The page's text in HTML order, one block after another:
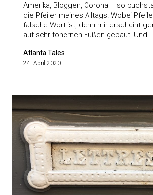
Amerika, Bloggen, Corona – so
die Pfeiler meines Alltags. Wobei
falsche Wort ist, denn mir erscheint
auf sehr tönernen Füßen gebaut. Und…
Atlanta Tales
24. April 2020